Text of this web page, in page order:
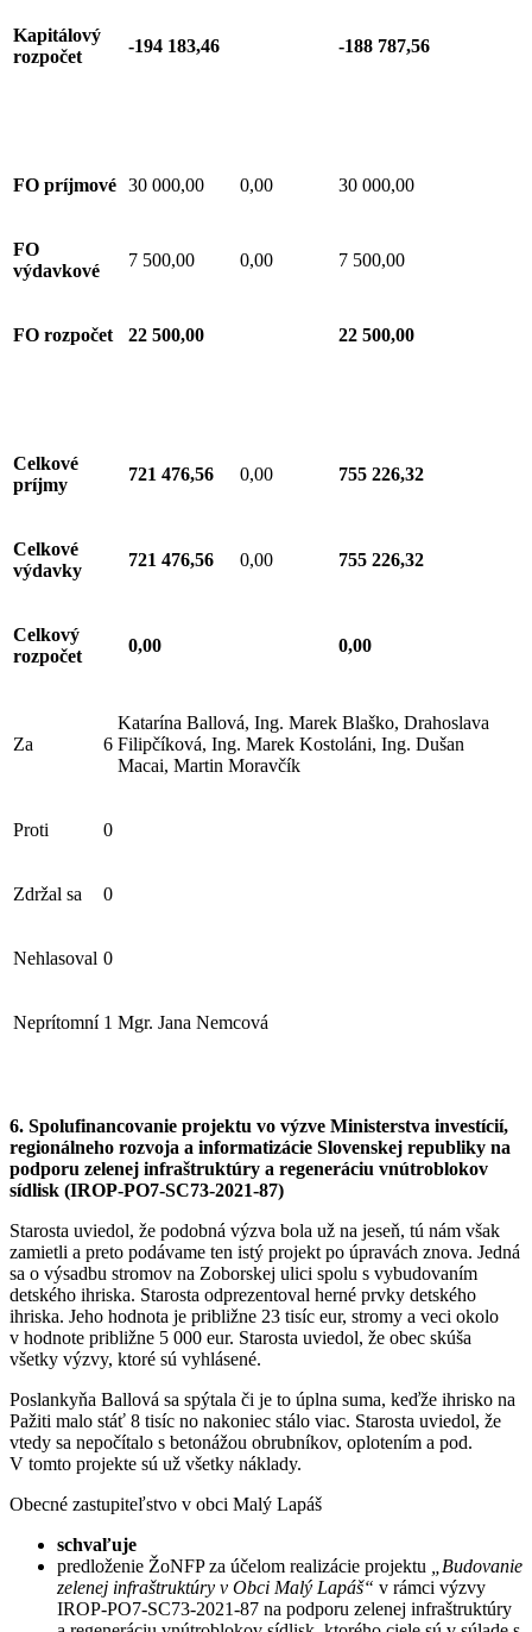
Kapitálový
rozpočet
-194 183,46 -188 787,56
FO príjmové 30 000,00 0,00 30 000,00
FO
výdavkové
7 500,00 0,00 7 500,00
FO rozpočet 22 500,00 22 500,00
Celkové
príjmy
721 476,56 0,00 755 226,32
Celkové
výdavky
721 476,56 0,00 755 226,32
Celkový
rozpočet
0,00 0,00
Za 6
Katarína Ballová, Ing. Marek Blaško, Drahoslava
Filipčíková, Ing. Marek Kostoláni, Ing. Dušan
Macai, Martin Moravčík
Proti 0
Zdržal sa 0
Nehlasoval 0
Neprítomní 1 Mgr. Jana Nemcová
6. Spolufinancovanie projektu vo výzve Ministerstva investícií,
regionálneho rozvoja a informatizácie Slovenskej republiky na
podporu zelenej infraštruktúry a regeneráciu vnútroblokov
sídlisk (IROP-PO7-SC73-2021-87)
Starosta uviedol, že podobná výzva bola už na jeseň, tú nám však
zamietli a preto podávame ten istý projekt po úpravách znova. Jedná
sa o výsadbu stromov na Zoborskej ulici spolu s vybudovaním
detského ihriska. Starosta odprezentoval herné prvky detského
ihriska. Jeho hodnota je približne 23 tisíc eur, stromy a veci okolo
v hodnote približne 5 000 eur. Starosta uviedol, že obec skúša
všetky výzvy, ktoré sú vyhlásené.
Poslankyňa Ballová sa spýtala či je to úplna suma, keďže ihrisko na
Pažiti malo stáť 8 tisíc no nakoniec stálo viac. Starosta uviedol, že
vtedy sa nepočítalo s betonážou obrubníkov, oplotením a pod.
V tomto projekte sú už všetky náklady.
Obecné zastupiteľstvo v obci Malý Lapáš
schvaľuje
predloženie ŽoNFP za účelom realizácie projektu
„Budovanie
zelenej infraštruktúry v Obci Malý Lapáš“ v rámci výzvy
IROP-PO7-SC73-2021-87 na podporu zelenej infraštruktúry